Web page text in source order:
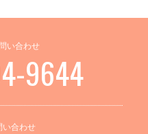
い合わせ
9644
い合わせ